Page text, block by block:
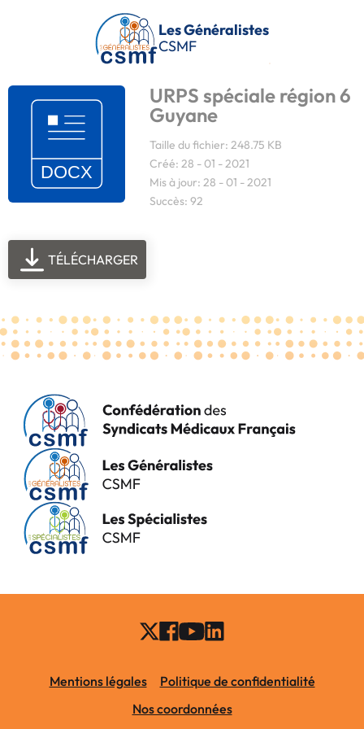
Passer au contenu principal
Les Généralistes
CSMF
URPS spéciale région 6
Guyane
Taille du fichier: 248.75 KB
Créé: 28 - 01 - 2021
Mis à jour: 28 - 01 - 2021
Succès: 92
TÉLÉCHARGER
Mentions légales
Politique de confidentialité
Nos coordonnées